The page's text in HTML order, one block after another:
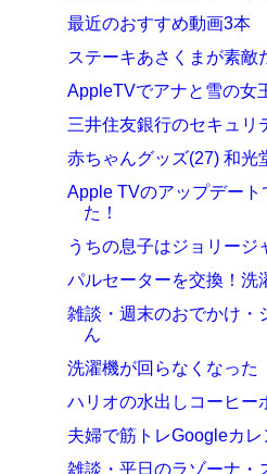
最近のおすすめ動画3本
ステーキあさくまが素敵
AppleTVでアナと雪の女
三井住友銀行のセキュリ
赤ちゃんグッズ(27) 和光
Apple TVのアップデー
た！
うちの息子はジョリージ
パルセーターを交換！洗
雑談・週末のおでかけ・
ん
洗濯機が回らなくなった
ハリオの水出しコーヒー
夫婦で筋トレGoogleカレ
雑談・平日のラゾーナ・